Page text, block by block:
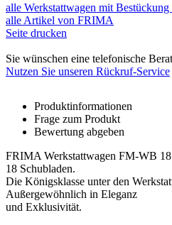
alle Werkstattwagen mit
alle Artikel von FRIMA
Seite drucken
Sie wünschen eine telefonische
Nutzen Sie unseren Rückruf-Service
Produktinformationen
Frage zum Produkt
Bewertung abgeben
FRIMA Werkstattwagen FM-WB 18
18 Schubladen.
Die Königsklasse unter den
Außergewöhnlich in Eleganz
und Exklusivität.